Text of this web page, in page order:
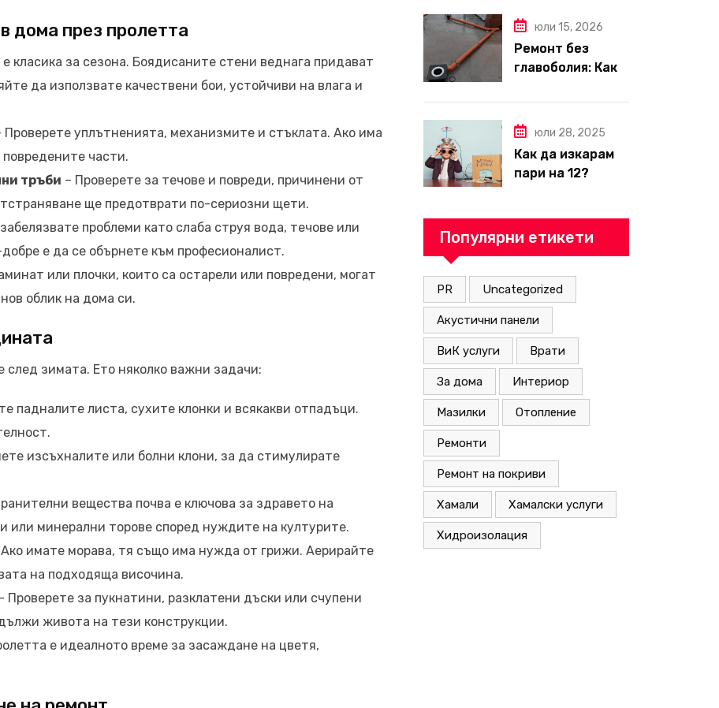
дома през пролетта
е класика за сезона. Боядисаните стени веднага придават
да използвате качествени бои, устойчиви на влага и
Проверете уплътненията, механизмите и стъклата. Ако има
части.
тръби – Проверете за течове и повреди, причинени от
ще предотврати по-сериозни щети.
проблеми като слаба струя вода, течове или
е да се обърнете към професионалист.
или плочки, които са остарели или повредени, могат
облик на дома си.
зимата. Ето няколко важни задачи:
падналите листа, сухите клонки и всякакви отпадъци.
изсъхналите или болни клони, за да стимулирате
вещества почва е ключова за здравето на
или минерални торове според нуждите на културите.
Ако имате морава, тя също има нужда от грижи. Аерирайте
на подходяща височина.
Проверете за пукнатини, разклатени дъски или счупени
живота на тези конструкции.
е идеалното време за засаждане на цветя,
пълен наръчник
за планиране и
бюджет
юли 15, 2026
Ремонт без
главоболия: Как
надеждна фирма
за вътрешни
ремонти във
Варна
юли 28, 2025
Как да изкарам
пари на 12?
Популярни етикети
PR Uncategorized
Акустични панели
ВиК услуги Врати
За дома Интериор
Мазилки Отопление
Ремонти
Ремонт на покриви
Хамали Хамалски услуги
Хидроизолация